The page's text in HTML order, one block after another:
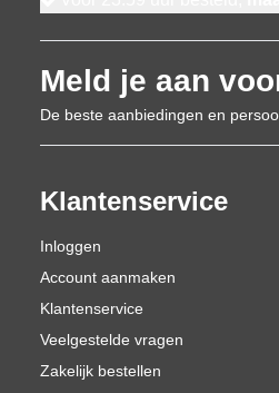
Meld je aan
De beste aanbiedingen en
Klantenservice
Inloggen
Account aanmaken
Klantenservice
Veelgestelde vragen
Zakelijk bestellen